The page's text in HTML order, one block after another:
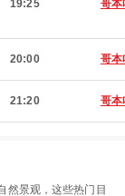
19:25 哥本
20:00 哥本
21:20 哥本
然景观，这些热门目